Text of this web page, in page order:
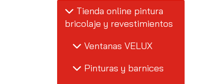
Tienda online pintura
bricolaje y revestimientos
Ventanas VELUX
Pinturas y barnices